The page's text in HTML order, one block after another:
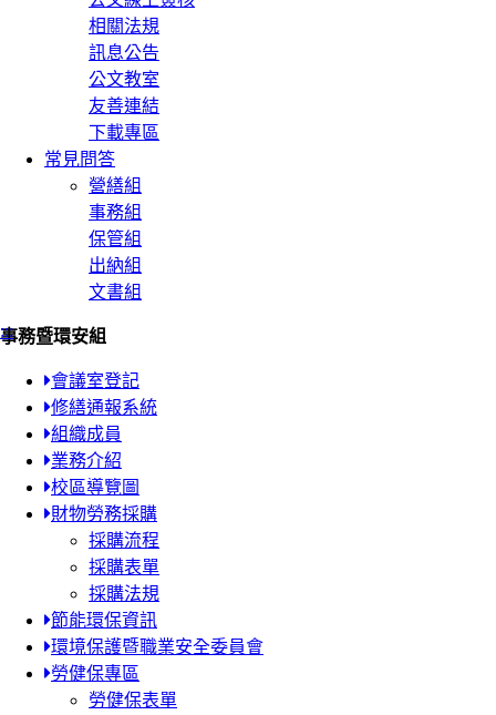
相關法規
訊息公告
公文教室
友善連結
下載專區
常見問答
營繕組
事務組
保管組
出納組
文書組
:::
事務暨環安組
會議室登記
修繕通報系統
組織成員
業務介紹
校區導覽圖
財物勞務採購
採購流程
採購表單
採購法規
節能環保資訊
環境保護暨職業安全委員會
勞健保專區
勞健保表單